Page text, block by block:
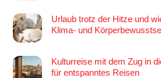
Urlaub trotz der Hitze und
Klima- und
Kulturreise mit dem Zug in
für entspanntes Reisen